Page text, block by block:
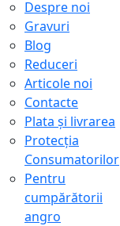
Despre noi
Gravuri
Blog
Reduceri
Articole noi
Contacte
Plata și livrarea
Protecţia
Consumatorilor
Pentru
cumpărătorii
angro